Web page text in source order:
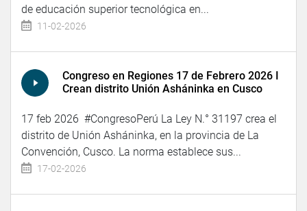
de educación superior tecnológica en...
11-02-2026
Congreso en Regiones 17 de Febrero 2026 I
Crean distrito Unión Asháninka en Cusco
17 feb 2026 #CongresoPerú La Ley N.° 31197 crea el
distrito de Unión Asháninka, en la provincia de La
Convención, Cusco. La norma establece sus...
17-02-2026